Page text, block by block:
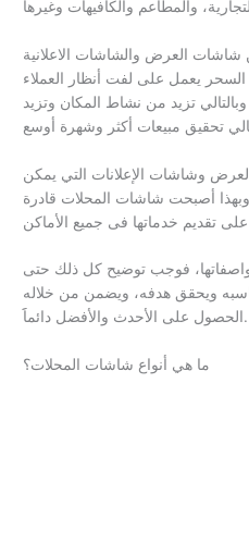
شاشات العرض والشاشات الاعلانية
السحر يعمل على لفت أنظار العملاء
تزيد من نشاط المكان وتزيد
وشاشات الإعلانات التي يمكن
وبهذا أصبحت شاشات المحلات قادرة
فوجب توضيح كل ذلك حتى
ويحقق هدفه، ويضمن من خلاله
الحصول على الأحدث والأفضل دائماََ.
ما هي أنواع شاشات المحلات؟